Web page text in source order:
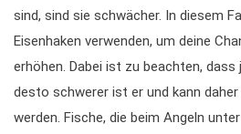
sind, sind sie schwächer. In diesem
Eisenhaken verwenden, um deine
erhöhen. Dabei ist zu beachten, dass
desto schwerer ist er und kann
werden. Fische, die beim Angeln